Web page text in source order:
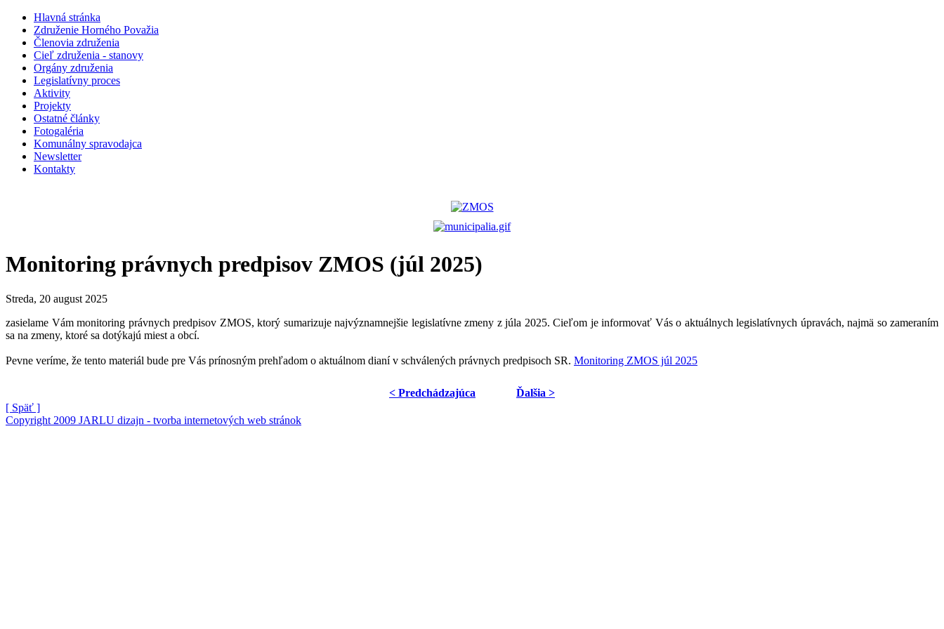
Hlavná stránka
Združenie Horného Považia
Členovia združenia
Cieľ združenia - stanovy
Orgány združenia
Legislatí­vny proces
Aktivity
Projekty
Ostatné články
Fotogaléria
Komunálny spravodajca
Newsletter
Kontakty
Monitoring právnych predpisov ZMOS (júl 2025)
Streda, 20 august 2025
zasielame Vám monitoring právnych predpisov ZMOS, ktorý sumarizuje najvýznamnejšie legislatívne zmeny z júla 2025. Cieľom je informovať Vás o aktuálnych legislatívnych úpravách, najmä so zameraním
sa na zmeny, ktoré sa dotýkajú miest a obcí.
Pevne veríme, že tento materiál bude pre Vás prínosným prehľadom o aktuálnom dianí v schválených právnych predpisoch SR. Monitoring ZMOS júl 2025
< Predchádzajúca
Ďalšia >
[ Späť ]
Copyright 2009 JARLU dizajn - tvorba internetových web stránok